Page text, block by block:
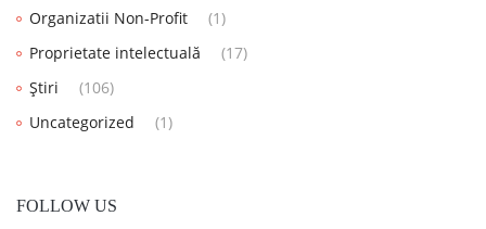
Organizatii Non-Profit
(1)
Proprietate intelectuală
(17)
Știri
(106)
Uncategorized
(1)
FOLLOW US